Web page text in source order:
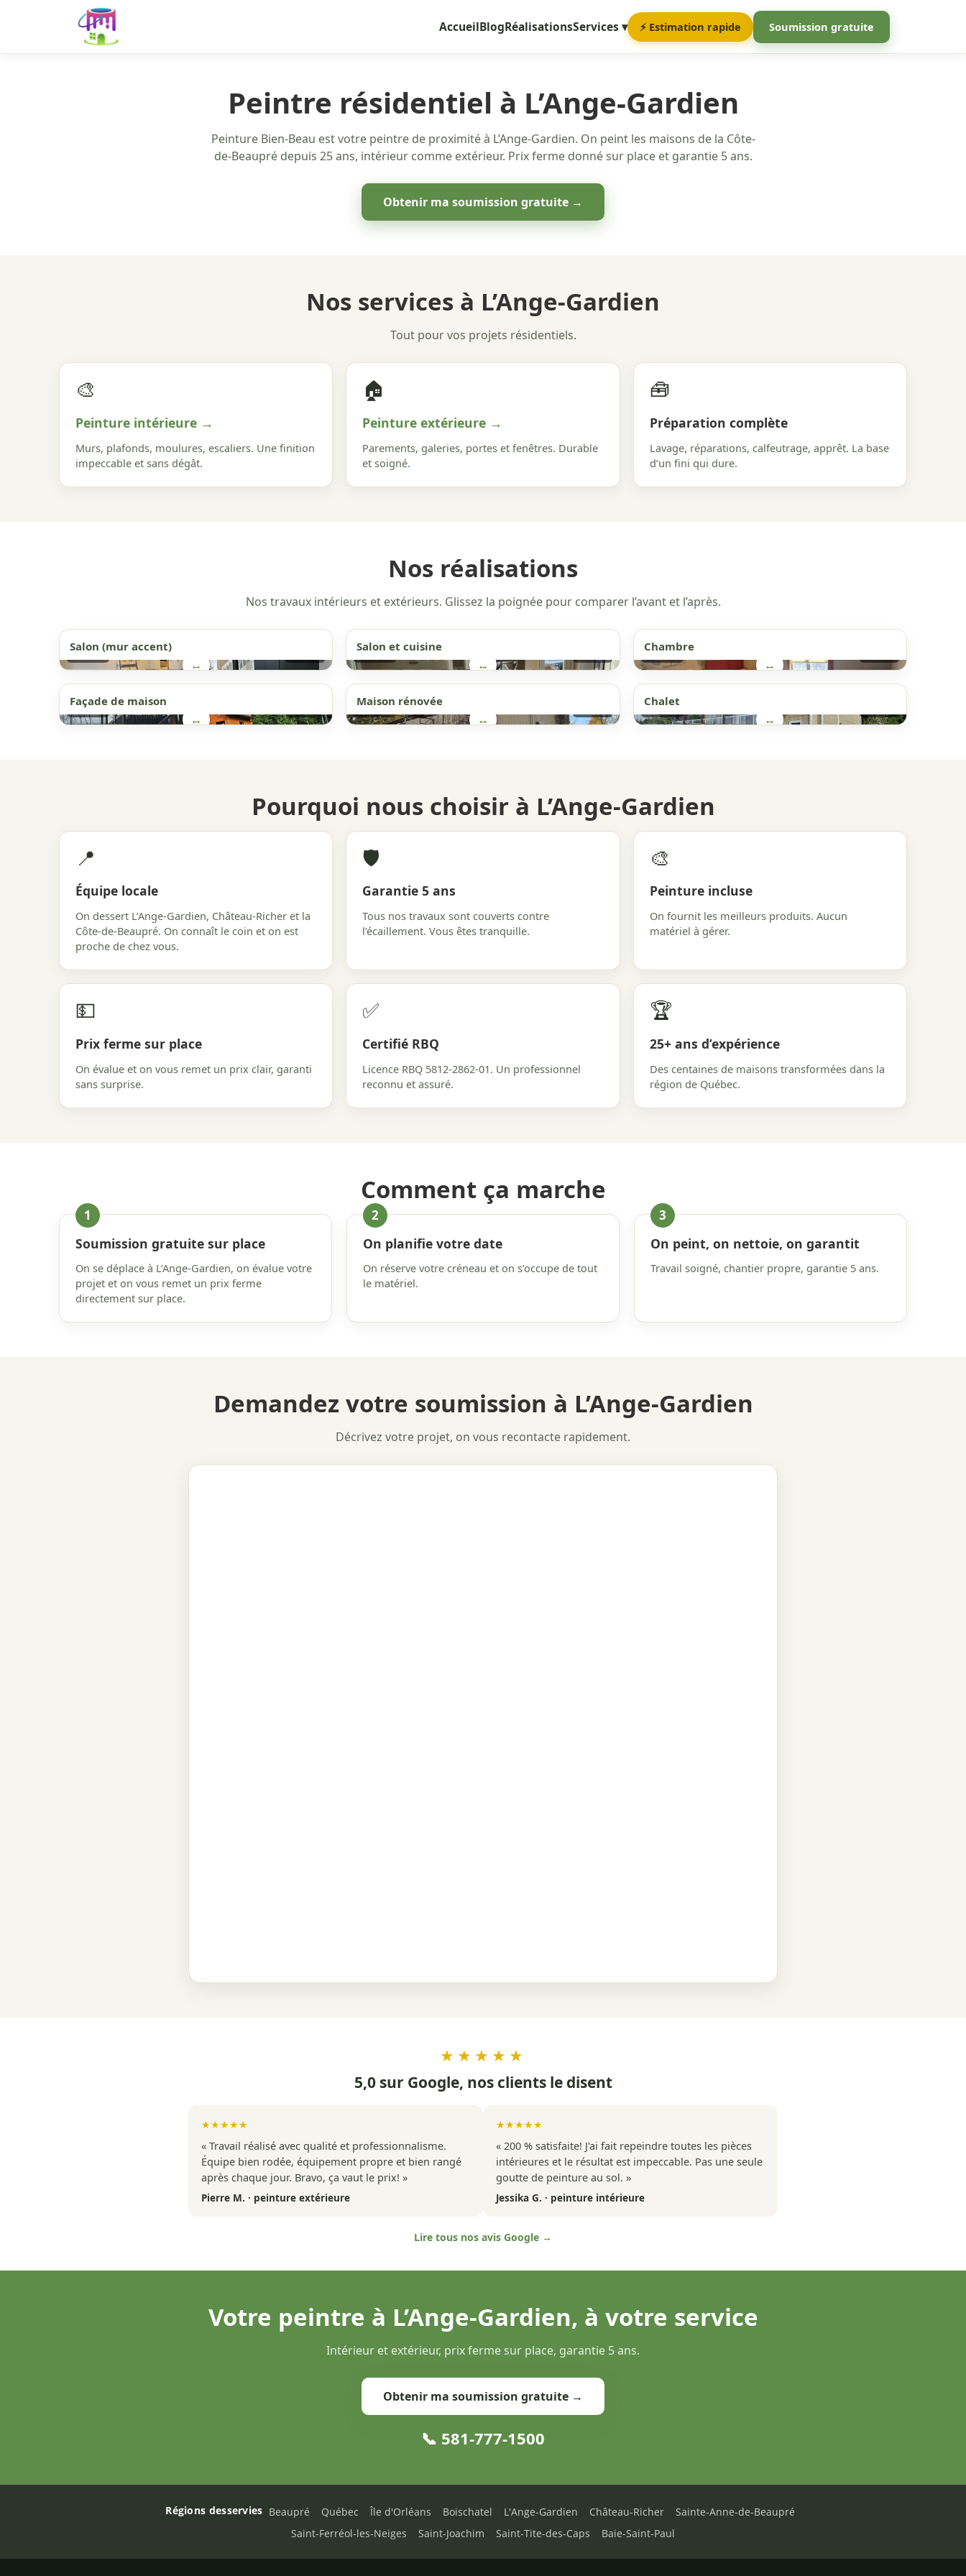
AccueilBlogRéalisationsServices ▾ ⚡ Estimation rapide Soumission gratuite
Peintre résidentiel à L’Ange-Gardien
Peinture Bien-Beau est votre peintre de proximité à L’Ange-Gardien. On peint les maisons de la Côte-
de-Beaupré depuis 25 ans, intérieur comme extérieur. Prix ferme donné sur place et garantie 5 ans.
Obtenir ma soumission gratuite →
Nos services à L’Ange-Gardien
Tout pour vos projets résidentiels.
🎨
Peinture intérieure →
Murs, plafonds, moulures, escaliers. Une finition
impeccable et sans dégât.
🏠
Peinture extérieure →
Parements, galeries, portes et fenêtres. Durable
et soigné.
🧰
Préparation complète
Lavage, réparations, calfeutrage, apprêt. La base
d’un fini qui dure.
Nos réalisations
Nos travaux intérieurs et extérieurs. Glissez la poignée pour comparer l’avant et l’après.
Salon (mur accent)
↔
AVANT
Salon et cuisine
↔
AVANT
Chambre
↔
AVANT
Façade de maison
↔
AVANT
Maison rénovée
↔
AVANT
Chalet
↔
AVANT
Pourquoi nous choisir à L’Ange-Gardien
📍
Équipe locale
On dessert L’Ange-Gardien, Château-Richer et la
Côte-de-Beaupré. On connaît le coin et on est
proche de chez vous.
🛡️
Garantie 5 ans
Tous nos travaux sont couverts contre
l’écaillement. Vous êtes tranquille.
🎨
Peinture incluse
On fournit les meilleurs produits. Aucun
matériel à gérer.
💵
Prix ferme sur place
On évalue et on vous remet un prix clair, garanti
sans surprise.
✅
Certifié RBQ
Licence RBQ 5812-2862-01. Un professionnel
reconnu et assuré.
🏆
25+ ans d’expérience
Des centaines de maisons transformées dans la
région de Québec.
Comment ça marche
Soumission gratuite sur place
On se déplace à L’Ange-Gardien, on évalue votre
projet et on vous remet un prix ferme
directement sur place.
On planifie votre date
On réserve votre créneau et on s’occupe de tout
le matériel.
On peint, on nettoie, on garantit
Travail soigné, chantier propre, garantie 5 ans.
Demandez votre soumission à L’Ange-Gardien
Décrivez votre projet, on vous recontacte rapidement.
★★★★★
5,0 sur Google, nos clients le disent
★★★★★
« Travail réalisé avec qualité et professionnalisme.
Équipe bien rodée, équipement propre et bien rangé
après chaque jour. Bravo, ça vaut le prix! »
Pierre M. · peinture extérieure
★★★★★
« 200 % satisfaite! J'ai fait repeindre toutes les pièces
intérieures et le résultat est impeccable. Pas une seule
goutte de peinture au sol. »
Jessika G. · peinture intérieure
Lire tous nos avis Google →
Votre peintre à L’Ange-Gardien, à votre service
Intérieur et extérieur, prix ferme sur place, garantie 5 ans.
Obtenir ma soumission gratuite →
📞 581-777-1500
Régions desservies Beaupré Québec Île d'Orléans Boischatel L'Ange-Gardien Château-Richer
Sainte-Anne-de-Beaupré
Saint-Ferréol-les-Neiges
Saint-Joachim Saint-Tite-des-Caps Baie-Saint-Paul